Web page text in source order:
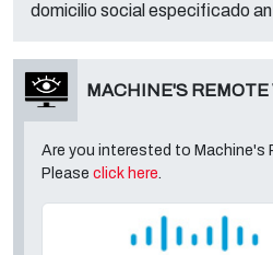
domicilio social especificado
MACHINE'S REMOTE
Are you interested to Machine's
Please click here.